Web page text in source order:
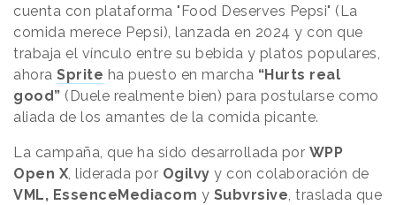
cuenta con plataforma "Food Deserves Pepsi" (La
comida merece Pepsi), lanzada en 2024 y con que
trabaja el vínculo entre su bebida y platos populares,
ahora Sprite ha puesto en marcha “Hurts real
good” (Duele realmente bien) para postularse como
aliada de los amantes de la comida picante.
La campaña, que ha sido desarrollada por WPP
Open X, liderada por Ogilvy y con colaboración de
VML, EssenceMediacom y Subvrsive, traslada que